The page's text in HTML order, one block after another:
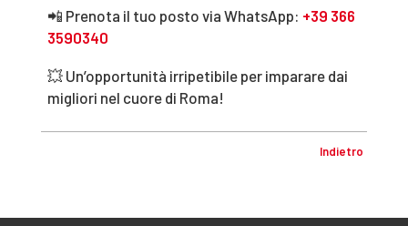
📲 Prenota il tuo posto via WhatsApp: +39 366
3590340
💥 Un’opportunità irripetibile per imparare dai
migliori nel cuore di Roma!
Indietro